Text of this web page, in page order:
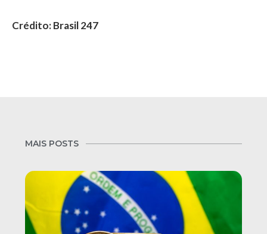
Crédito: Brasil 247
MAIS POSTS